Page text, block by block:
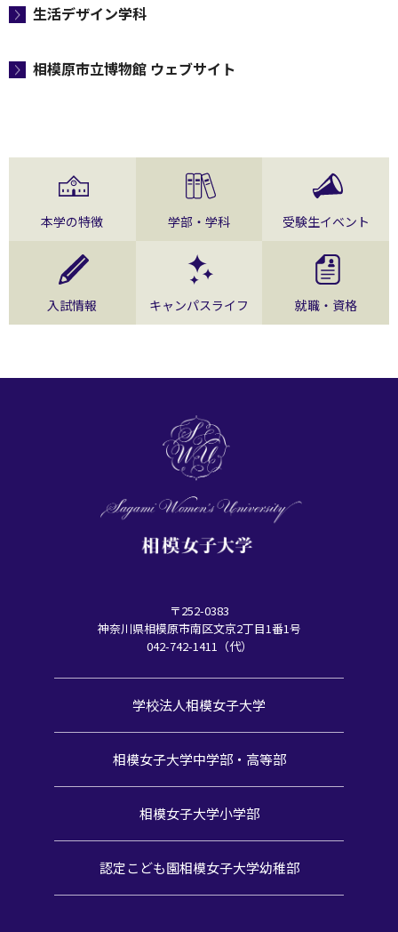
生活デザイン学科
相模原市立博物館 ウェブサイト
本学の特徴 学部・学科 受験生イベント
入試情報 キャンパスライフ 就職・資格
〒252-0383
神奈川県相模原市南区文京2丁目1番1号
042-742-1411（代）
学校法人相模女子大学
相模女子大学中学部・高等部
相模女子大学小学部
認定こども園相模女子大学幼稚部